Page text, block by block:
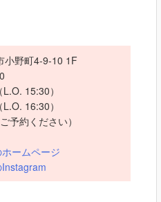
小野町4-9-10 1F
15:30）
16:30）
予約ください）
ームページ